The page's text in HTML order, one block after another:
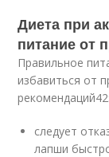
Диета при
питание от
Правильное
избавиться от
рекомендаций42
следует
лапши